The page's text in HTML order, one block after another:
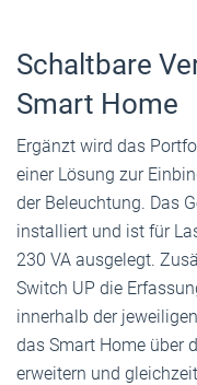
Schaltbare
Smart Home
Ergänzt wird das
einer Lösung zur
der Beleuchtung. Das
installiert und ist für
230 VA ausgelegt.
Switch UP die
innerhalb der
das Smart Home über
erweitern und